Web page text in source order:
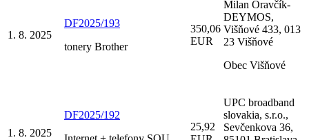
1. 8. 2025
DF2025/193
tonery Brother
350,06
EUR
Milan Oravčík-
DEYMOS,
Višňové 433, 013
23 Višňové
Obec Višňové
1. 8. 2025
DF2025/192
25,92
UPC broadband
slovakia, s.r.o.,
Sevčenkova 36,